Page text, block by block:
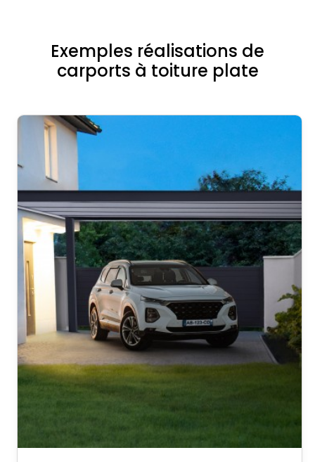
Exemples réalisations de
carports à toiture plate